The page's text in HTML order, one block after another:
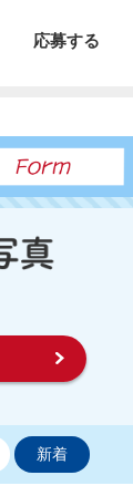
応募する
新着